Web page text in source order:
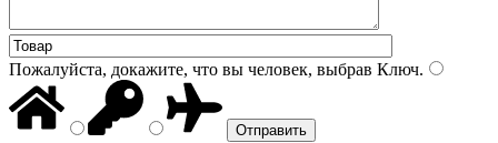
Пожалуйста, докажите, что вы человек, выбрав Ключ.